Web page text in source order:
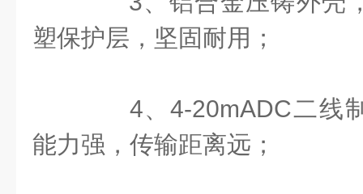
塑保护层，坚固耐用；
4、4-20mADC二线
能力强，传输距离远；